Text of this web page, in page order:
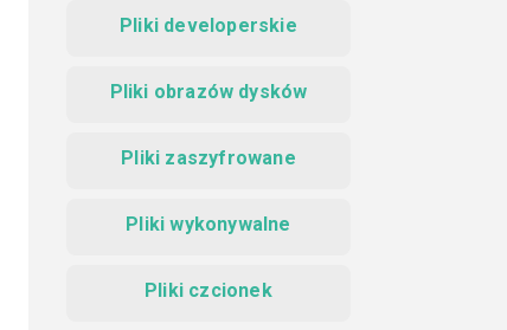
Pliki developerskie
Pliki obrazów dysków
Pliki zaszyfrowane
Pliki wykonywalne
Pliki czcionek